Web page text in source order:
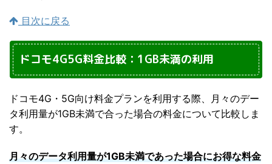
目次に戻る
ドコモ4G5G料金比較：1GB未満の利用
ドコモ4G・5G向け料金プランを利用する際、月々のデー
タ利用量が1GB未満で合った場合の料金について比較しま
す。
月々のデータ利用量が1GB未満であった場合にお得な料金